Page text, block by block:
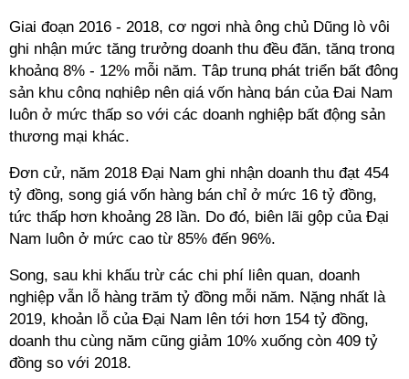
Giai đoạn 2016 - 2018, cơ ngơi nhà ông chủ Dũng lò vôi
ghi nhận mức tăng trưởng doanh thu đều đặn, tăng trong
khoảng 8% - 12% mỗi năm. Tập trung phát triển bất động
sản khu công nghiệp nên giá vốn hàng bán của Đại Nam
luôn ở mức thấp so với các doanh nghiệp bất động sản
thương mại khác.
Đơn cử, năm 2018 Đại Nam ghi nhận doanh thu đạt 454
tỷ đồng, song giá vốn hàng bán chỉ ở mức 16 tỷ đồng,
tức thấp hơn khoảng 28 lần. Do đó, biên lãi gộp của Đại
Nam luôn ở mức cao từ 85% đến 96%.
Song, sau khi khấu trừ các chi phí liên quan, doanh
nghiệp vẫn lỗ hàng trăm tỷ đồng mỗi năm. Nặng nhất là
2019, khoản lỗ của Đại Nam lên tới hơn 154 tỷ đồng,
doanh thu cùng năm cũng giảm 10% xuống còn 409 tỷ
đồng so với 2018.